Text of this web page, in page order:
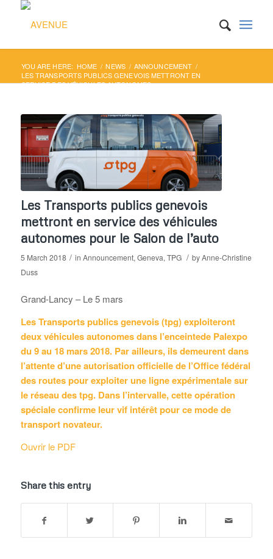
YOU ARE HERE: HOME / NEWS / ANNOUNCEMENT /
LES TRANSPORTS PUBLICS GENEVOIS METTRONT EN
SERVICE DES VÉHICULES AUTONOMES ...
Les Transports publics genevois
mettront en service des véhicules
autonomes pour le Salon de l’auto
5 March 2018 / in Announcement, Geneva, TPG / byAnne-Christine
Duss
Grand-Lancy – Le 5 mars
Les Transports publics genevois (tpg) exploiteront
deux véhicules autonomes dans l’enceintede Palexpo
du 9 au 18 mars 2018. Par ailleurs, ils demeurent dans
l’attente d’une autorisation officielle de l’Office fédéral
des routes pour exploiter une ligne expérimentale sur
le réseau des tpg. Dans l’intervalle, cette opération
spéciale confirme leur vif intérêt pour ce mode de
transport novateur.
Ouvrir le PDF
Share this entry